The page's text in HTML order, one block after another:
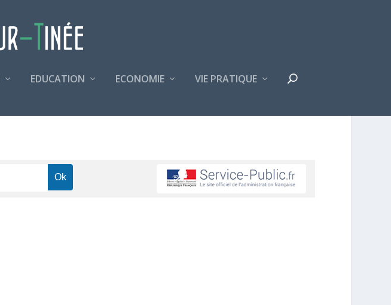
EDUCATION ECONOMIE VIE PRATIQUE